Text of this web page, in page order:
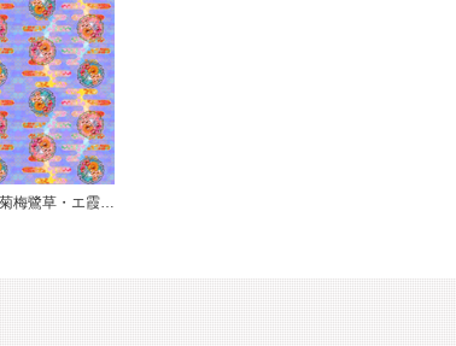
大柄(雪輪に菊梅鷺草・エ霞に雲錦)七宝小紋地柄/薄紫/A